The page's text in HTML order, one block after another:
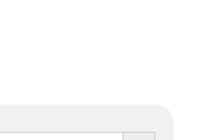
Botón de búsqueda